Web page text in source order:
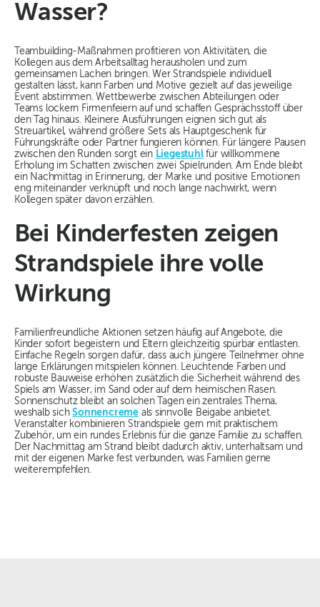
Wasser?
Teambuilding-Maßnahmen profitieren von Aktivitäten, die
Kollegen aus dem Arbeitsalltag herausholen und zum
gemeinsamen Lachen bringen. Wer Strandspiele individuell
gestalten lässt, kann Farben und Motive gezielt auf das jeweilige
Event abstimmen. Wettbewerbe zwischen Abteilungen oder
Teams lockern Firmenfeiern auf und schaffen Gesprächsstoff über
den Tag hinaus. Kleinere Ausführungen eignen sich gut als
Streuartikel, während größere Sets als Hauptgeschenk für
Führungskräfte oder Partner fungieren können. Für längere Pausen
zwischen den Runden sorgt ein Liegestuhlfür willkommene
Erholung im Schatten zwischen zwei Spielrunden. Am Ende bleibt
ein Nachmittag in Erinnerung, der Marke und positive Emotionen
eng miteinander verknüpft und noch lange nachwirkt, wenn
Kollegen später davon erzählen.
Bei Kinderfesten zeigen
Strandspiele ihre volle
Wirkung
Familienfreundliche Aktionen setzen häufig auf Angebote, die
Kinder sofort begeistern und Eltern gleichzeitig spürbar entlasten.
Einfache Regeln sorgen dafür, dass auch jüngere Teilnehmer ohne
lange Erklärungen mitspielen können. Leuchtende Farben und
robuste Bauweise erhöhen zusätzlich die Sicherheit während des
Spiels am Wasser, im Sand oder auf dem heimischen Rasen.
Sonnenschutz bleibt an solchen Tagen ein zentrales Thema,
weshalb sichSonnencremeals sinnvolle Beigabe anbietet.
Veranstalter kombinieren Strandspiele gern mit praktischem
Zubehör, um ein rundes Erlebnis für die ganze Familie zu schaffen.
Der Nachmittag am Strand bleibt dadurch aktiv, unterhaltsam und
mit der eigenen Marke fest verbunden, was Familien gerne
weiterempfehlen.